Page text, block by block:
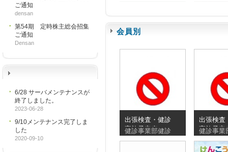
ご通知
densan
第54期 定時株主総会招集
ご通知
Densan
6/28 サーバメンテナンスが
終了しました。
2023-06-28
9/10メンテナンス完了しま
した
2020-09-10
100年史
ビ
会員別
出張検査・健診
実施予定表
_20260810_20260830
健診事業部健診
出張検査
実施予定
健診事業